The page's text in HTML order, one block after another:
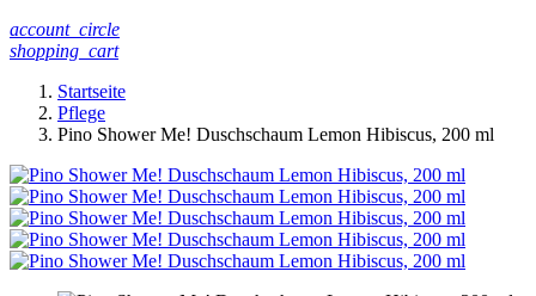
account_circle
shopping_cart
Startseite
Pflege
Pino Shower Me! Duschschaum Lemon Hibiscus, 200 ml